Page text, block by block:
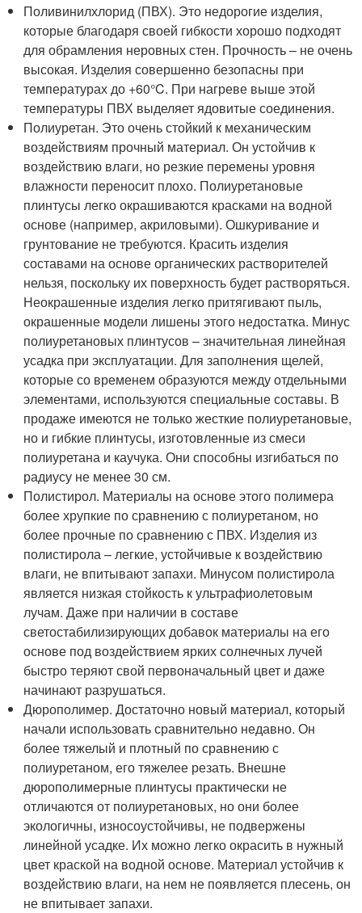
Поливинилхлорид (ПВХ). Это недорогие изделия,
которые благодаря своей гибкости хорошо подходят
для обрамления неровных стен. Прочность – не очень
высокая. Изделия совершенно безопасны при
температурах до +60°C. При нагреве выше этой
температуры ПВХ выделяет ядовитые соединения.
Полиуретан. Это очень стойкий к механическим
воздействиям прочный материал. Он устойчив к
воздействию влаги, но резкие перемены уровня
влажности переносит плохо. Полиуретановые
плинтусы легко окрашиваются красками на водной
основе (например, акриловыми). Ошкуривание и
грунтование не требуются. Красить изделия
составами на основе органических растворителей
нельзя, поскольку их поверхность будет растворяться.
Неокрашенные изделия легко притягивают пыль,
окрашенные модели лишены этого недостатка. Минус
полиуретановых плинтусов – значительная линейная
усадка при эксплуатации. Для заполнения щелей,
которые со временем образуются между отдельными
элементами, используются специальные составы. В
продаже имеются не только жесткие полиуретановые,
но и гибкие плинтусы, изготовленные из смеси
полиуретана и каучука. Они способны изгибаться по
радиусу не менее 30 см.
Полистирол. Материалы на основе этого полимера
более хрупкие по сравнению с полиуретаном, но
более прочные по сравнению с ПВХ. Изделия из
полистирола – легкие, устойчивые к воздействию
влаги, не впитывают запахи. Минусом полистирола
является низкая стойкость к ультрафиолетовым
лучам. Даже при наличии в составе
светостабилизирующих добавок материалы на его
основе под воздействием ярких солнечных лучей
быстро теряют свой первоначальный цвет и даже
начинают разрушаться.
Дюрополимер. Достаточно новый материал, который
начали использовать сравнительно недавно. Он
более тяжелый и плотный по сравнению с
полиуретаном, его тяжелее резать. Внешне
дюрополимерные плинтусы практически не
отличаются от полиуретановых, но они более
экологичны, износоустойчивы, не подвержены
линейной усадке. Их можно легко окрасить в нужный
цвет краской на водной основе. Материал устойчив к
воздействию влаги, на нем не появляется плесень, он
не впитывает запахи.